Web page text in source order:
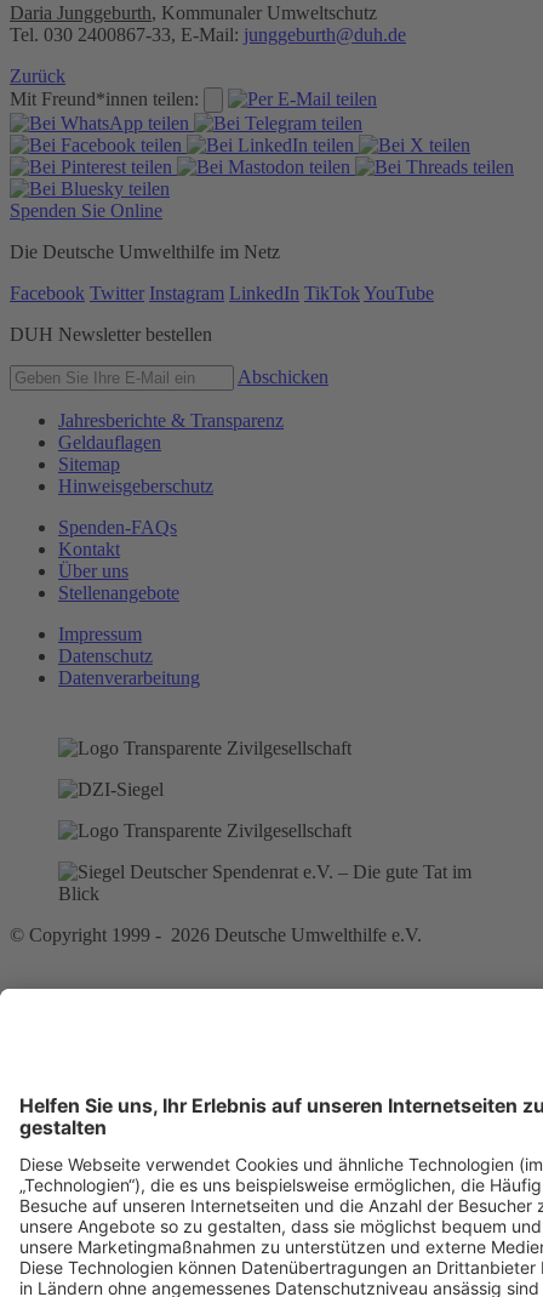
Daria Junggeburth, Kommunaler Umweltschutz
Tel. 030 2400867-33, E-Mail: junggeburth@duh.de
Zurück
Mit Freund*innen teilen:
Spenden Sie Online
Die Deutsche Umwelthilfe im Netz
Facebook Twitter Instagram LinkedIn TikTok YouTube
DUH Newsletter bestellen
Abschicken
Jahresberichte & Transparenz
Geldauflagen
Sitemap
Hinweisgeberschutz
Spenden-FAQs
Kontakt
Über uns
Stellenangebote
Impressum
Datenschutz
Datenverarbeitung
© Copyright 1999 - 2026 Deutsche Umwelthilfe e.V.